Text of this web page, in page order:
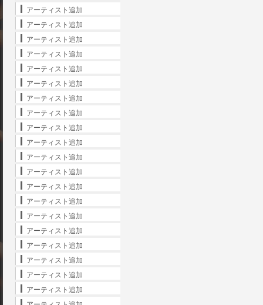
アーティスト追加
アーティスト追加
アーティスト追加
アーティスト追加
アーティスト追加
アーティスト追加
アーティスト追加
アーティスト追加
アーティスト追加
アーティスト追加
アーティスト追加
アーティスト追加
アーティスト追加
アーティスト追加
アーティスト追加
アーティスト追加
アーティスト追加
アーティスト追加
アーティスト追加
アーティスト追加